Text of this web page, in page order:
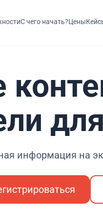
С чего начать?Цены
информация на